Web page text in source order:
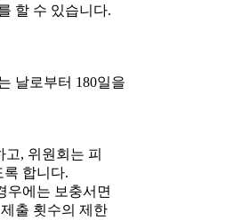
할 수 있습니다.
날로부터 180일을
, 위원회는 피
합니다.
우에는 보충서면
출 횟수의 제한